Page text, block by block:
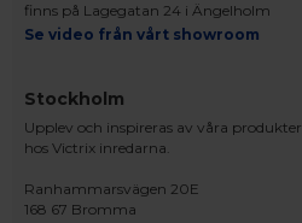
finns på Lagegatan 24 i Ängelholm
Se video från vårt showroom
Stockholm
Upplev och inspireras av våra produkter
hos Victrix inredarna.
Ranhammarsvägen 20E
168 67 Bromma